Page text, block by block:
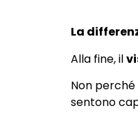
La
Alla fine, il
Non
sentono